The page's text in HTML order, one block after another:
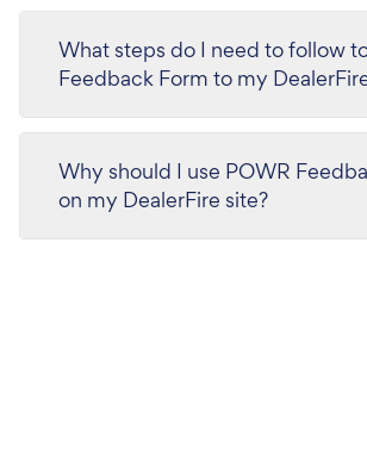
What steps do I need to follow
Feedback Form to my
Why should I use POWR
on my DealerFire site?